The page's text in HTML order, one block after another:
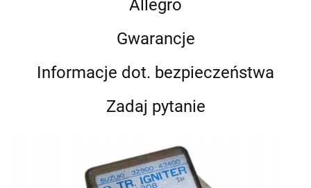
Allegro
Gwarancje
Informacje dot. bezpieczeństwa
Zadaj pytanie